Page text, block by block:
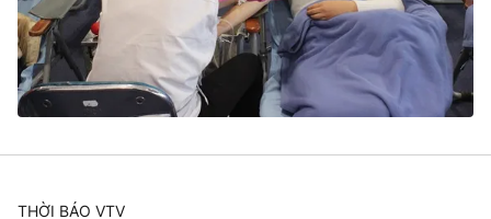
Cơ quan chủ quản:
Đài Truyền hình Việt Nam
Cơ quan báo chí:Thời báo VTV
Giấy phép hoạt động báo in và báo điện tử số 483/GP-BTTTT
cấp ngày 29/12/2023
Tổng Biên tập:Vũ Thanh Thủy
Nguyễn Trọng Ninh
THỜI BÁO VTV